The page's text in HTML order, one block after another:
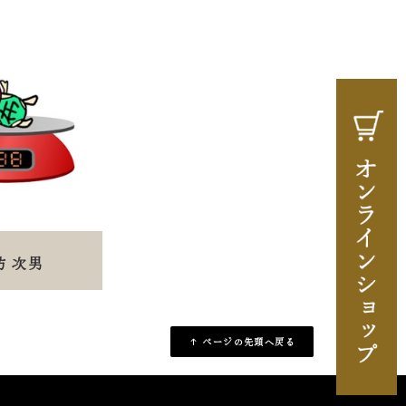
次男
↑ ページの先頭へ戻る